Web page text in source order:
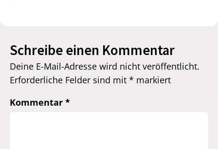
Schreibe einen Kommentar
Deine E-Mail-Adresse wird nicht veröffentlicht.
Erforderliche Felder sind mit * markiert
Kommentar *